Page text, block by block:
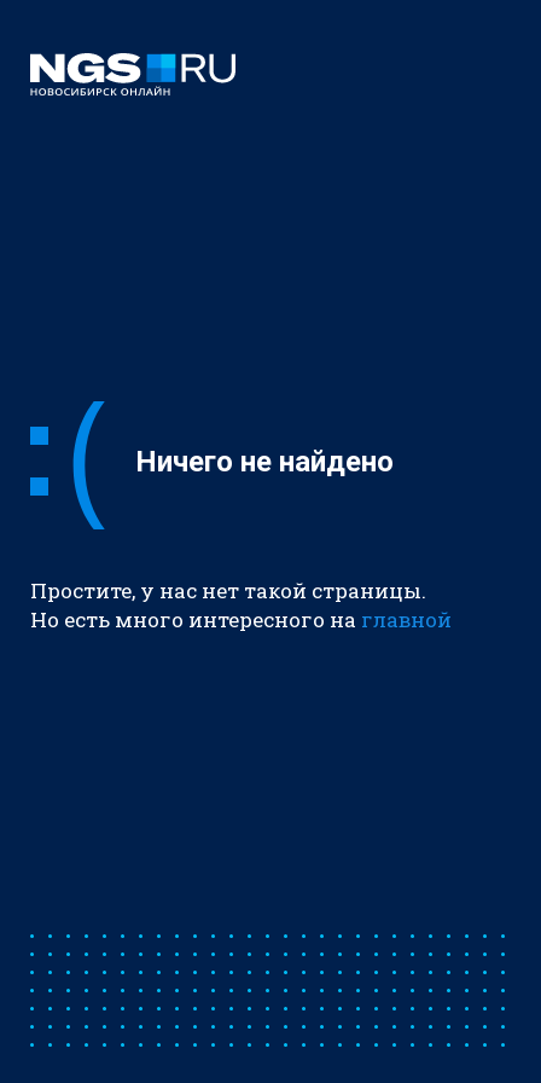
Ничего не найдено
Простите, у нас нет такой страницы.
Но есть много интересного на главной